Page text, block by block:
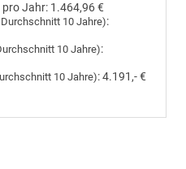
pro Jahr: 1.464,96 €
10 Jahre):
10 Jahre):
10 Jahre):4.191,- €